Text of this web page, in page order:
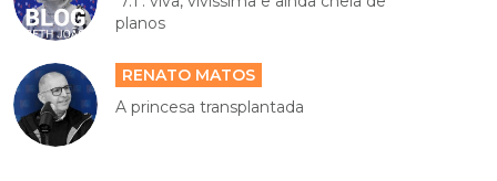
planos
RENATO MATOS
A princesa transplantada